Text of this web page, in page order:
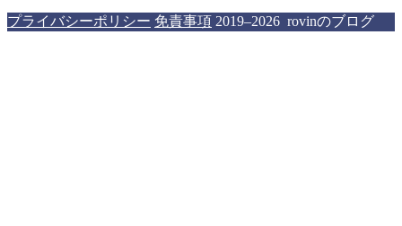
プライバシーポリシー 免責事項 2019–2026 rovinのブログ